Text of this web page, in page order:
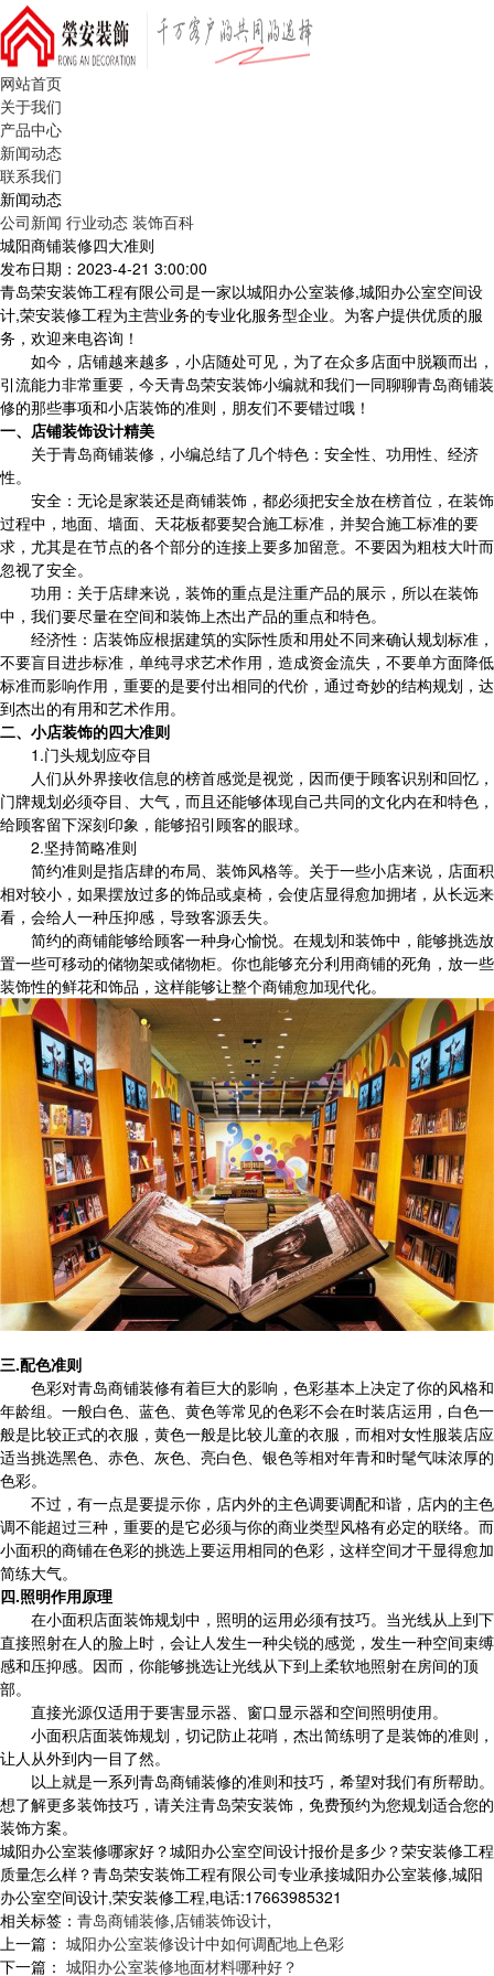
网站首页
关于我们
产品中心
新闻动态
联系我们
新闻动态
公司新闻 行业动态 装饰百科
城阳商铺装修四大准则
发布日期：2023-4-21 3:00:00
青岛荣安装饰工程有限公司是一家以城阳办公室装修,城阳办公室空间设
计,荣安装修工程为主营业务的专业化服务型企业。为客户提供优质的服
务，欢迎来电咨询！
如今，店铺越来越多，小店随处可见，为了在众多店面中脱颖而出，
引流能力非常重要，今天青岛荣安装饰小编就和我们一同聊聊青岛商铺装
修的那些事项和小店装饰的准则，朋友们不要错过哦！
一、店铺装饰设计精美
关于青岛商铺装修，小编总结了几个特色：安全性、功用性、经济
性。
安全：无论是家装还是商铺装饰，都必须把安全放在榜首位，在装饰
过程中，地面、墙面、天花板都要契合施工标准，并契合施工标准的要
求，尤其是在节点的各个部分的连接上要多加留意。不要因为粗枝大叶而
忽视了安全。
功用：关于店肆来说，装饰的重点是注重产品的展示，所以在装饰
中，我们要尽量在空间和装饰上杰出产品的重点和特色。
经济性：店装饰应根据建筑的实际性质和用处不同来确认规划标准，
不要盲目进步标准，单纯寻求艺术作用，造成资金流失，不要单方面降低
标准而影响作用，重要的是要付出相同的代价，通过奇妙的结构规划，达
到杰出的有用和艺术作用。
二、小店装饰的四大准则
1.门头规划应夺目
人们从外界接收信息的榜首感觉是视觉，因而便于顾客识别和回忆，
门牌规划必须夺目、大气，而且还能够体现自己共同的文化内在和特色，
给顾客留下深刻印象，能够招引顾客的眼球。
2.坚持简略准则
简约准则是指店肆的布局、装饰风格等。关于一些小店来说，店面积
相对较小，如果摆放过多的饰品或桌椅，会使店显得愈加拥堵，从长远来
看，会给人一种压抑感，导致客源丢失。
简约的商铺能够给顾客一种身心愉悦。在规划和装饰中，能够挑选放
置一些可移动的储物架或储物柜。你也能够充分利用商铺的死角，放一些
装饰性的鲜花和饰品，这样能够让整个商铺愈加现代化。
三.配色准则
色彩对青岛商铺装修有着巨大的影响，色彩基本上决定了你的风格和
年龄组。一般白色、蓝色、黄色等常见的色彩不会在时装店运用，白色一
般是比较正式的衣服，黄色一般是比较儿童的衣服，而相对女性服装店应
适当挑选黑色、赤色、灰色、亮白色、银色等相对年青和时髦气味浓厚的
色彩。
不过，有一点是要提示你，店内外的主色调要调配和谐，店内的主色
调不能超过三种，重要的是它必须与你的商业类型风格有必定的联络。而
小面积的商铺在色彩的挑选上要运用相同的色彩，这样空间才干显得愈加
简练大气。
四.照明作用原理
在小面积店面装饰规划中，照明的运用必须有技巧。当光线从上到下
直接照射在人的脸上时，会让人发生一种尖锐的感觉，发生一种空间束缚
感和压抑感。因而，你能够挑选让光线从下到上柔软地照射在房间的顶
部。
直接光源仅适用于要害显示器、窗口显示器和空间照明使用。
小面积店面装饰规划，切记防止花哨，杰出简练明了是装饰的准则，
让人从外到内一目了然。
以上就是一系列青岛商铺装修的准则和技巧，希望对我们有所帮助。
想了解更多装饰技巧，请关注青岛荣安装饰，免费预约为您规划适合您的
装饰方案。
城阳办公室装修哪家好？城阳办公室空间设计报价是多少？荣安装修工程
质量怎么样？青岛荣安装饰工程有限公司专业承接城阳办公室装修,城阳
办公室空间设计,荣安装修工程,电话:17663985321
相关标签： 青岛商铺装修,店铺装饰设计,
上一篇： 城阳办公室装修设计中如何调配地上色彩
下一篇： 城阳办公室装修地面材料哪种好？